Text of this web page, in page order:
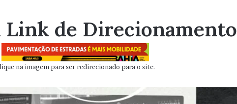
Link de Direcionamento
na imagem para ser redirecionado para o site.